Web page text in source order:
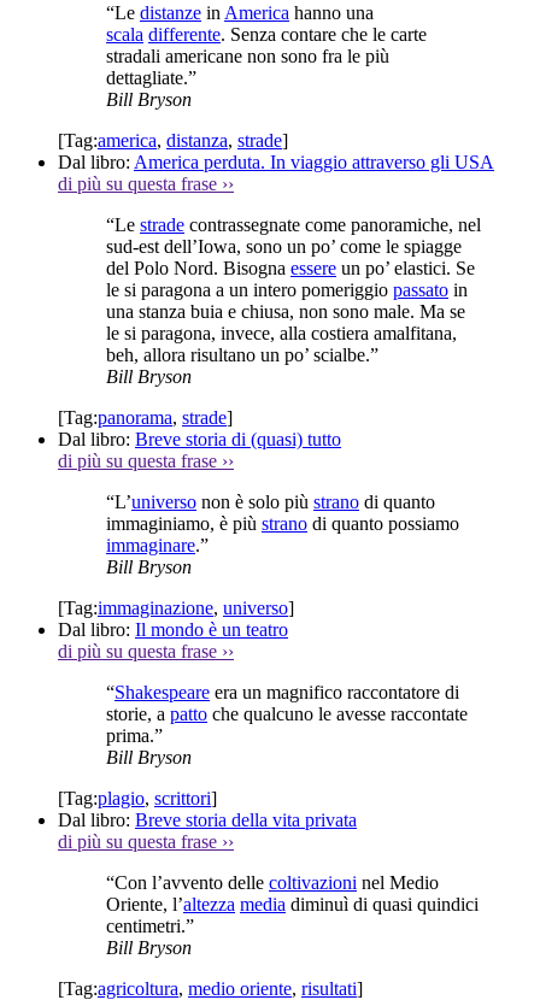
“Le distanze in America hanno una
scala differente. Senza contare che le carte
stradali americane non sono fra le più
dettagliate.”
Bill Bryson
[Tag:america, distanza, strade]
Dal libro: America perduta. In viaggio attraverso gli USA
di più su questa frase ››
“Le strade contrassegnate come panoramiche, nel
sud-est dell’Iowa, sono un po’ come le spiagge
del Polo Nord. Bisogna essere un po’ elastici. Se
le si paragona a un intero pomeriggio passato in
una stanza buia e chiusa, non sono male. Ma se
le si paragona, invece, alla costiera amalfitana,
beh, allora risultano un po’ scialbe.”
Bill Bryson
[Tag:panorama, strade]
Dal libro: Breve storia di (quasi) tutto
di più su questa frase ››
“L’universo non è solo più strano di quanto
immaginiamo, è più strano di quanto possiamo
immaginare.”
Bill Bryson
[Tag:immaginazione, universo]
Dal libro: Il mondo è un teatro
di più su questa frase ››
“Shakespeare era un magnifico raccontatore di
storie, a patto che qualcuno le avesse raccontate
prima.”
Bill Bryson
[Tag:plagio, scrittori]
Dal libro: Breve storia della vita privata
di più su questa frase ››
“Con l’avvento delle coltivazioni nel Medio
Oriente, l’altezza media diminuì di quasi quindici
centimetri.”
Bill Bryson
[Tag:agricoltura, medio oriente, risultati]